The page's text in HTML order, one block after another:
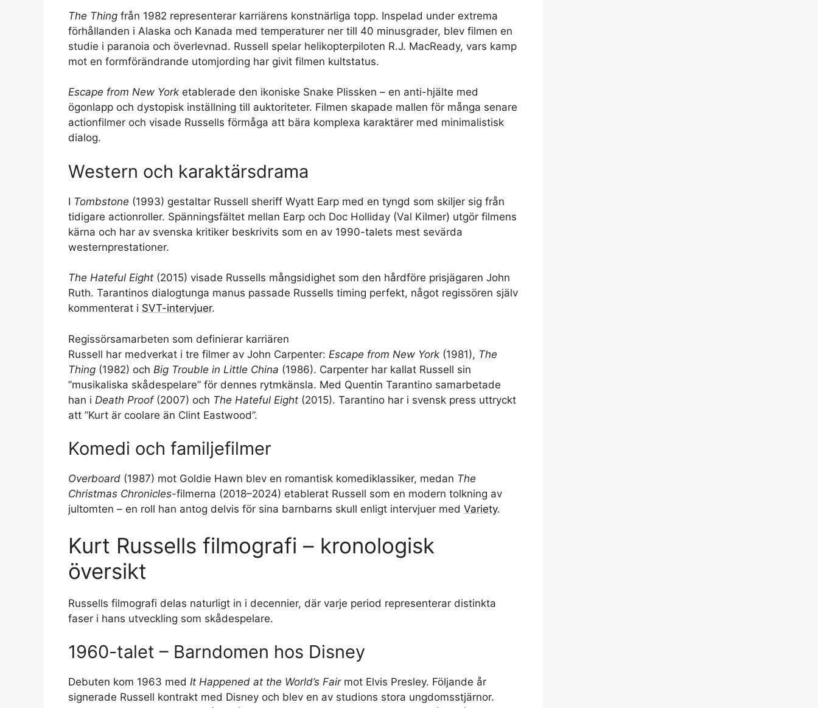
The Thing från 1982 representerar karriärens konstnärliga topp. Inspelad under extrema
förhållanden i Alaska och Kanada med temperaturer ner till 40 minusgrader, blev filmen en
studie i paranoia och överlevnad. Russell spelar helikopterpiloten R.J. MacReady, vars kamp
mot en formförändrande utomjording har givit filmen kultstatus.
Escape from New York etablerade den ikoniske Snake Plissken – en anti-hjälte med
ögonlapp och dystopisk inställning till auktoriteter. Filmen skapade mallen för många senare
actionfilmer och visade Russells förmåga att bära komplexa karaktärer med minimalistisk
dialog.
Western och karaktärsdrama
I Tombstone (1993) gestaltar Russell sheriff Wyatt Earp med en tyngd som skiljer sig från
tidigare actionroller. Spänningsfältet mellan Earp och Doc Holliday (Val Kilmer) utgör filmens
kärna och har av svenska kritiker beskrivits som en av 1990-talets mest sevärda
westernprestationer.
The Hateful Eight (2015) visade Russells mångsidighet som den hårdföre prisjägaren John
Ruth. Tarantinos dialogtunga manus passade Russells timing perfekt, något regissören själv
kommenterat i SVT-intervjuer.
Regissörsamarbeten som definierar karriären
Russell har medverkat i tre filmer av John Carpenter: Escape from New York (1981), The
Thing (1982) och Big Trouble in Little China (1986). Carpenter har kallat Russell sin
”musikaliska skådespelare” för dennes rytmkänsla. Med Quentin Tarantino samarbetade
han i Death Proof(2007) och The Hateful Eight (2015). Tarantino har i svensk press uttryckt
att ”Kurt är coolare än Clint Eastwood”.
Komedi och familjefilmer
Overboard (1987) mot Goldie Hawn blev en romantisk komediklassiker, medan The
Christmas Chronicles-filmerna (2018–2024) etablerat Russell som en modern tolkning av
jultomten – en roll han antog delvis för sina barnbarns skull enligt intervjuer med Variety.
Kurt Russells filmografi – kronologisk
översikt
Russells filmografi delas naturligt in i decennier, där varje period representerar distinkta
faser i hans utveckling som skådespelare.
1960-talet – Barndomen hos Disney
Debuten kom 1963 med It Happened at the World’s Fairmot Elvis Presley. Följande år
signerade Russell kontrakt med Disney och blev en av studions stora ungdomsstjärnor.